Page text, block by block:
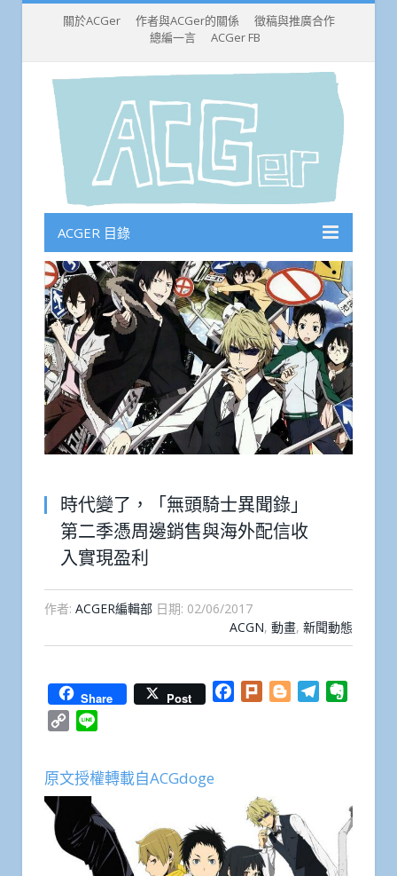
關於ACGer 作者與ACGer的關係
徵稿與推廣合作
總編一言
ACGer FB
ACGER 目錄
時代變了，「無頭騎士異聞錄」
第二季憑周邊銷售與海外配信收
入實現盈利
作者: ACGER編輯部 日期: 02/06/2017
ACGN, 動畫, 新聞動態
Share Post Facebook
Plurk BloggerTelegram
Copy
原文授權轉載自ACGdoge